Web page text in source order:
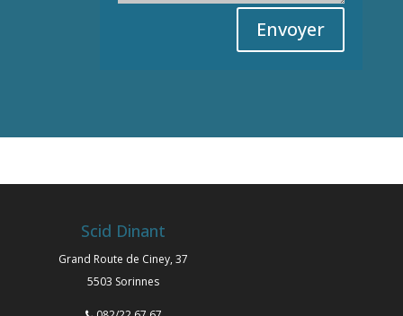
Envoyer
Scid Dinant
Grand Route de Ciney, 37
5503 Sorinnes